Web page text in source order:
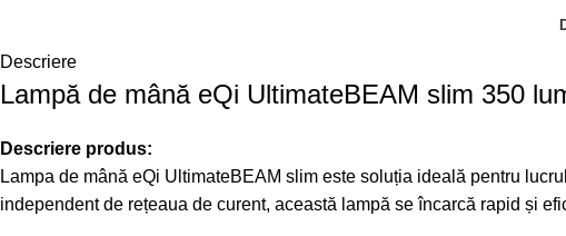
Descriere
Lampă de mână eQi UltimateBEAM slim 350
Descriere produs:
Lampa de mână eQi UltimateBEAM slim este soluția ideală pentru
independent de rețeaua de curent, această lampă se încarcă rapid și